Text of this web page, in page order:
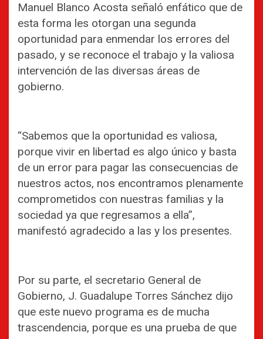
Manuel Blanco Acosta señaló enfático que de
esta forma les otorgan una segunda
oportunidad para enmendar los errores del
pasado, y se reconoce el trabajo y la valiosa
intervención de las diversas áreas de
gobierno.
“Sabemos que la oportunidad es valiosa,
porque vivir en libertad es algo único y basta
de un error para pagar las consecuencias de
nuestros actos, nos encontramos plenamente
comprometidos con nuestras familias y la
sociedad ya que regresamos a ella”,
manifestó agradecido a las y los presentes.
Por su parte, el secretario General de
Gobierno, J. Guadalupe Torres Sánchez dijo
que este nuevo programa es de mucha
trascendencia, porque es una prueba de que